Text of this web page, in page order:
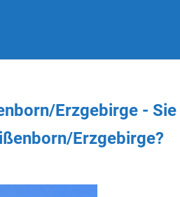
Erzgebirge - Sie
Erzgebirge?